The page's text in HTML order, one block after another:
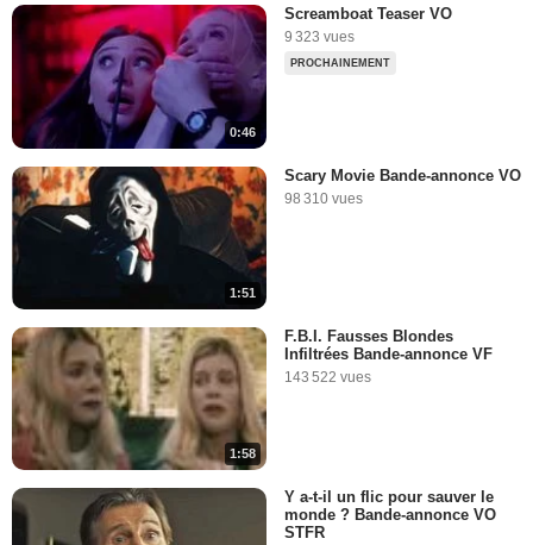
0:46
Screamboat Teaser VO
9 323 vues
PROCHAINEMENT
1:51
Scary Movie Bande-annonce VO
98 310 vues
1:58
F.B.I. Fausses Blondes
Infiltrées Bande-annonce VF
143 522 vues
Y a-t-il un flic pour sauver le
monde ? Bande-annonce VO
STFR